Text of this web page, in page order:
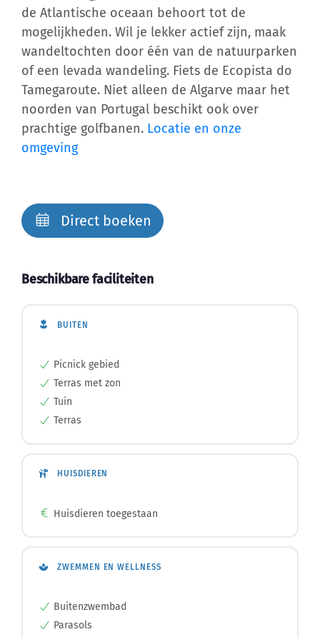
de Atlantische oceaan behoort tot de
mogelijkheden. Wil je lekker actief zijn, maak
wandeltochten door één van de natuurparken
of een levada wandeling. Fiets de Ecopista do
Tamegaroute. Niet alleen de Algarve maar het
noorden van Portugal beschikt ook over
prachtige golfbanen. Locatie en onze
omgeving
Direct boeken
Beschikbare faciliteiten
BUITEN
Picnick gebied
Terras met zon
Tuin
Terras
HUISDIEREN
Huisdieren toegestaan
ZWEMMEN EN WELLNESS
Buitenzwembad
Parasols